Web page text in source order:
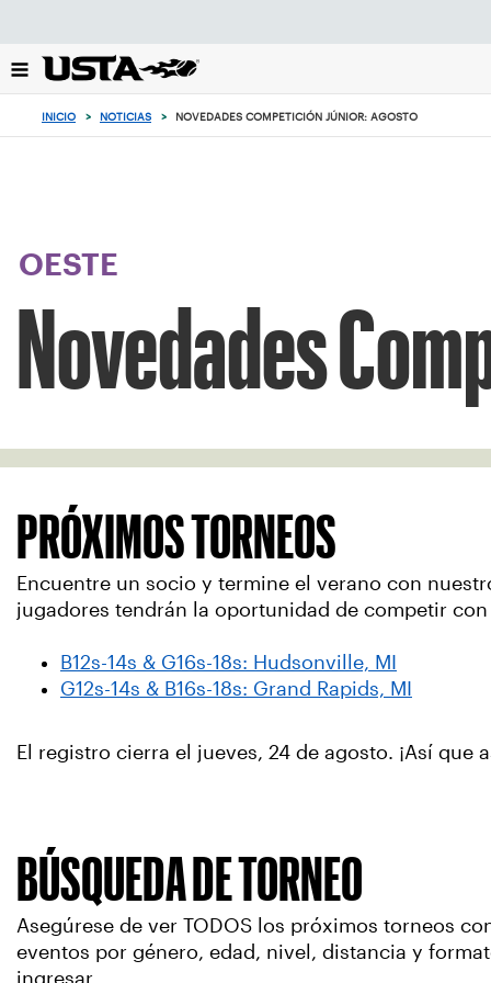
el
botón
INICIO > NOTICIAS > NOVEDADES COMPETICIÓN JÚNIOR: AGOSTO
OESTE
Novedades
PRÓXIMOS TORNEOS
Encuentre un socio y termine el verano con
jugadores tendrán la oportunidad de competir
B12s-14s & G16s-18s: Hudsonville, MI
G12s-14s & B16s-18s: Grand Rapids, MI
El registro cierra el jueves, 24 de agosto. ¡Así que
BÚSQUEDA DE TORNEO
Asegúrese de ver TODOS los próximos torneos
eventos por género, edad, nivel, distancia y
ingresar.